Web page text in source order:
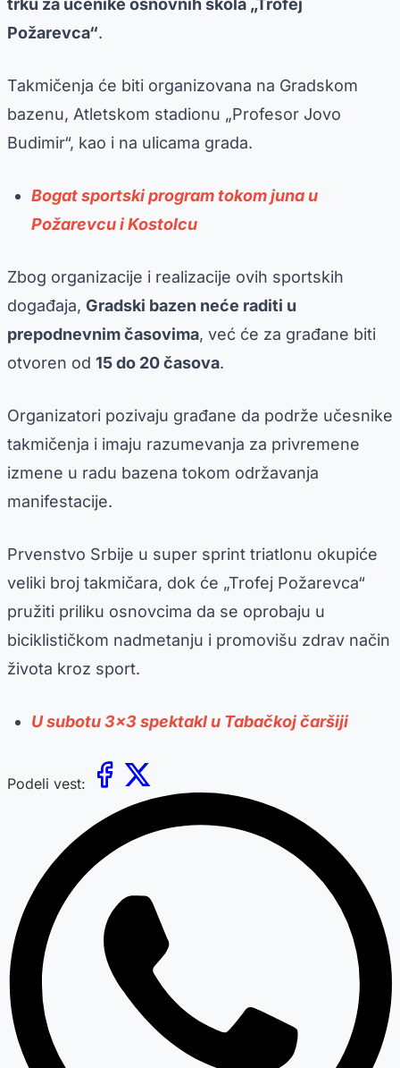
Požarevca“.
Takmičenja će biti organizovana na Gradskom
bazenu, Atletskom stadionu „Profesor Jovo
Budimir“, kao i na ulicama grada.
Bogat sportski program tokom juna u
Požarevcu i Kostolcu
Zbog organizacije i realizacije ovih sportskih
događaja, Gradski bazen neće raditi u
prepodnevnim časovima, već će za građane biti
otvoren od 15 do 20 časova.
Organizatori pozivaju građane da podrže učesnike
takmičenja i imaju razumevanja za privremene
izmene u radu bazena tokom održavanja
manifestacije.
Prvenstvo Srbije u super sprint triatlonu okupiće
veliki broj takmičara, dok će „Trofej Požarevca“
pružiti priliku osnovcima da se oprobaju u
biciklističkom nadmetanju i promovišu zdrav način
života kroz sport.
U subotu 3x3 spektakl u Tabačkoj čaršiji
Podeli vest: